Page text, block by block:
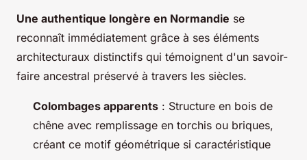
Une authentique longère en Normandie se
reconnaît immédiatement grâce à ses éléments
architecturaux distinctifs qui témoignent d'un savoir-
faire ancestral préservé à travers les siècles.
Colombages apparents : Structure en bois de
chêne avec remplissage en torchis ou briques,
créant ce motif géométrique si caractéristique